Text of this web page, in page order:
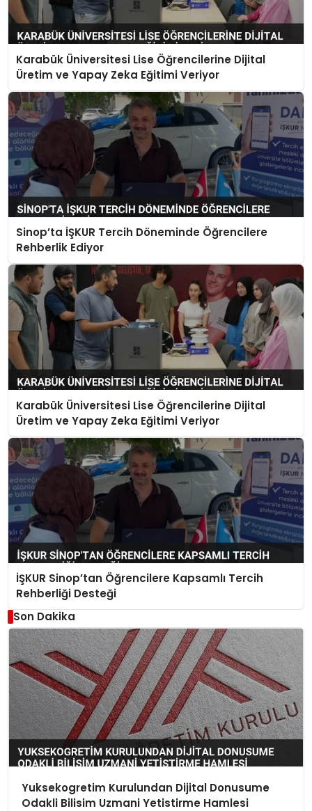
Karabük Üniversitesi Lise Öğrencilerine Dijital
Üretim ve Yapay Zeka Eğitimi Veriyor
Sinop’ta İŞKUR Tercih Döneminde Öğrencilere
Rehberlik Ediyor
Karabük Üniversitesi Lise Öğrencilerine Dijital
Üretim ve Yapay Zeka Eğitimi Veriyor
İŞKUR Sinop’tan Öğrencilere Kapsamlı Tercih
Rehberliği Desteği
Son Dakika
Yuksekogretim Kurulundan Dijital Donusume
Odakli Bilisim Uzmani Yetistirme Hamlesi